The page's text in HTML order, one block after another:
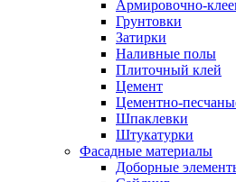
Армировочно-
Грунтовки
Затирки
Наливные полы
Плиточный клей
Цемент
Цементно-
Шпаклевки
Штукатурки
Фасадные материалы
Доборные